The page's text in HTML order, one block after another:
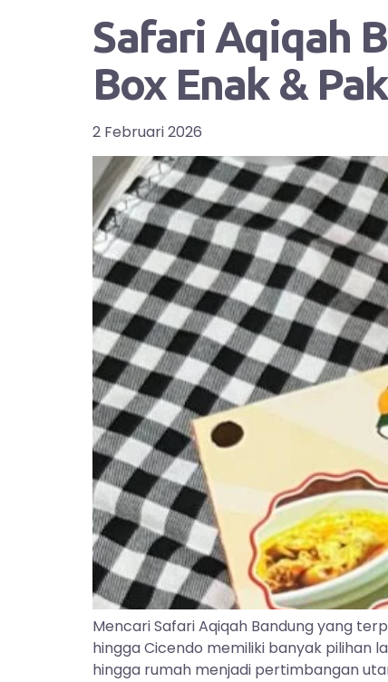
Safari Aqiqah
Box Enak &
2 Februari 2026
Mencari Safari Aqiqah Bandung yang
hingga Cicendo memiliki banyak pilihan
hingga rumah menjadi pertimbangan